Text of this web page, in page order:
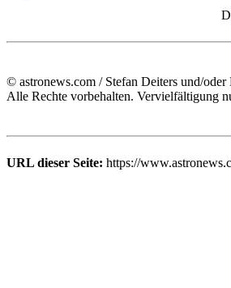
© astronews.com / Stefan Deiters und/
Alle Rechte vorbehalten. Vervielfältigung
URL dieser Seite: https://